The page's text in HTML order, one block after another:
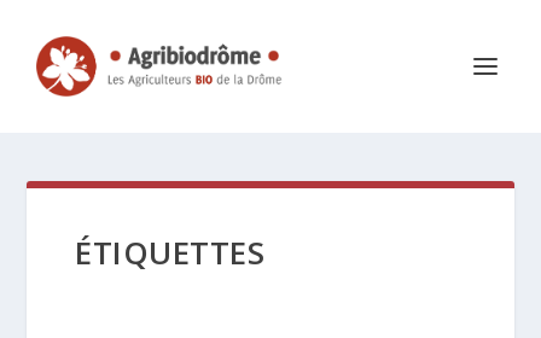
ÉTIQUETTES